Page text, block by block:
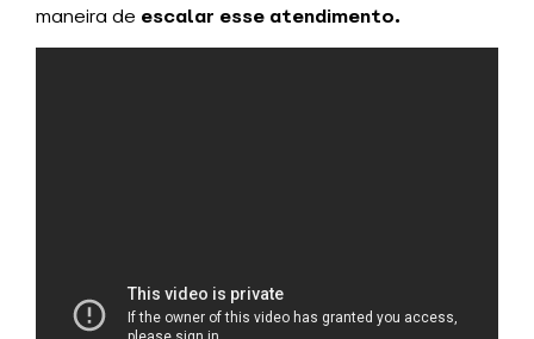
maneira de escalar esse atendimento.